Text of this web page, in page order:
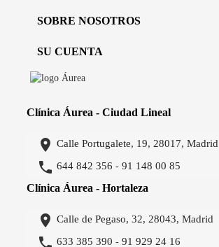
SOBRE NOSOTROS
SU CUENTA
Clínica Áurea - Ciudad Lineal
 Calle Portugalete, 19, 28017, Madrid
 644 842 356 -91 148 00 85
Clínica Áurea - Hortaleza
 Calle de Pegaso, 32, 28043, Madrid
 633 385 390 -91 929 24 16